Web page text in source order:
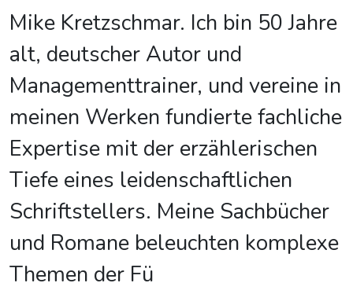
Mike Kretzschmar. Ich bin 50 Jahre
alt, deutscher Autor und
Managementtrainer, und vereine in
meinen Werken fundierte fachliche
Expertise mit der erzählerischen
Tiefe eines leidenschaftlichen
Schriftstellers. Meine Sachbücher
und Romane beleuchten komplexe
Themen der Fü